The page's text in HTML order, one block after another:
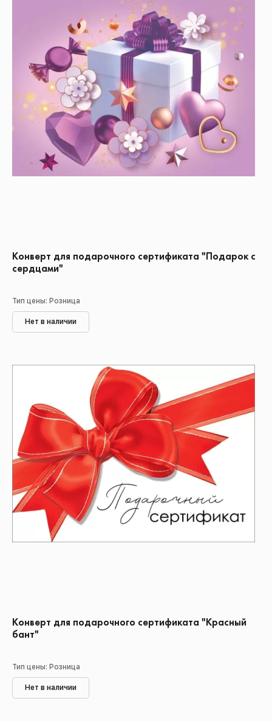
Конверт для подарочного сертификата "Подарок с
сердцами"
Тип цены: Розница
Нет в наличии
Конверт для подарочного сертификата "Красный
бант"
Тип цены: Розница
Нет в наличии